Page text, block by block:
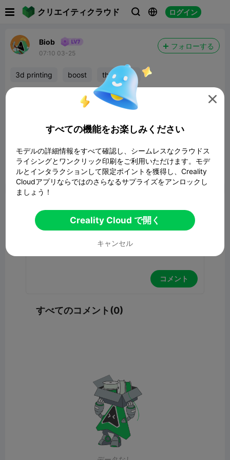
クリエイティクラウド   ログイン
Biob
07:10 03-25
フォローする
3d printing boost thank you
@Gunpowderwood79
the boost. It is really appreciated 🙏
Simple HomePod mini wall mount V2
741.68KB 関連3Dモデル
 報告 6 
コメント
すべてのコメント(0)

すべての機能をお楽しみください
モデルの詳細情報をすべて確認し、シームレスなクラウドス
ライシングとワンクリック印刷をご利用いただけます。モデ
ルとインタラクションして限定ポイントを獲得し、Creality
Cloudアプリならではのさらなるサプライズをアンロックし
ましょう！
Creality Cloud で開く
キャンセル